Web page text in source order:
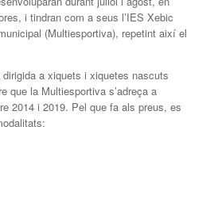
i tindran com a seus l’IES Xebic
(Multiesportiva), repetint així el
dirigida a xiquets i xiquetes nascuts
que la Multiesportiva s’adreça a
2014 i 2019. Pel que fa als preus, es